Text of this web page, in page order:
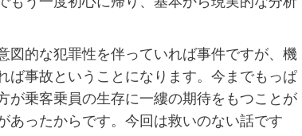
図的な犯罪性を伴っていれば事件ですが、機
ば事故ということになります。今までもっぱ
が乗客乗員の生存に一縷の期待をもつことが
あったからです。今回は救いのない話です